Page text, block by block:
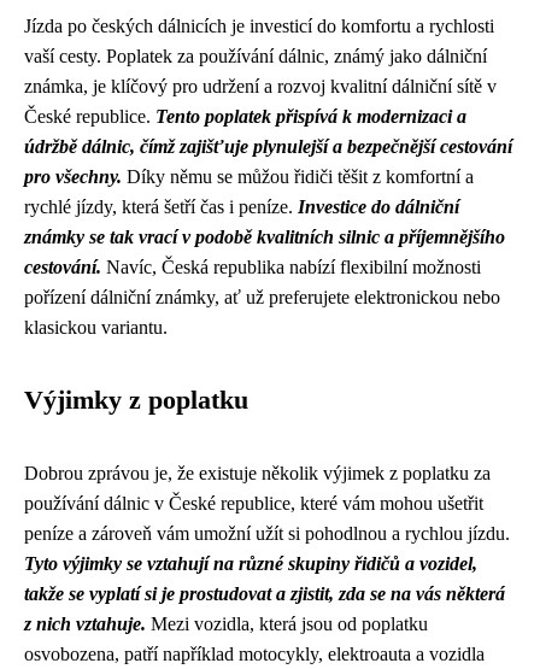
Jízda po českých dálnicích je investicí do komfortu a rychlosti
vaší cesty. Poplatek za používání dálnic, známý jako dálniční
známka, je klíčový pro udržení a rozvoj kvalitní dálniční sítě v
České republice. Tento poplatek přispívá k modernizaci a
údržbě dálnic, čímž zajišťuje plynulejší a bezpečnější cestování
pro všechny. Díky němu se můžou řidiči těšit z komfortní a
rychlé jízdy, která šetří čas i peníze. Investice do dálniční
známky se tak vrací v podobě kvalitních silnic a příjemnějšího
cestování. Navíc, Česká republika nabízí flexibilní možnosti
pořízení dálniční známky, ať už preferujete elektronickou nebo
klasickou variantu.
Výjimky z poplatku
Dobrou zprávou je, že existuje několik výjimek z poplatku za
používání dálnic v České republice, které vám mohou ušetřit
peníze a zároveň vám umožní užít si pohodlnou a rychlou jízdu.
Tyto výjimky se vztahují na různé skupiny řidičů a vozidel,
takže se vyplatí si je prostudovat a zjistit, zda se na vás některá
z nich vztahuje. Mezi vozidla, která jsou od poplatku
osvobozena, patří například motocykly, elektroauta a vozidla